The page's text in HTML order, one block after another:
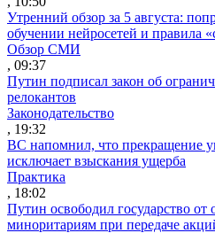
Утренний обзор за 5 августа:
обучении нейросетей и правила
Обзор СМИ
, 09:37
Путин подписал закон об
релокантов
Законодательство
, 19:32
ВС напомнил, что прекращение
исключает взыскания ущерба
Практика
, 18:02
Путин освободил государство от
миноритариям при передаче